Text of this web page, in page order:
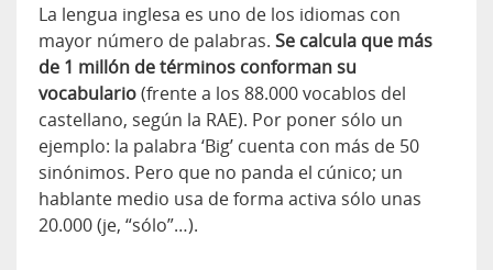
La lengua inglesa es uno de los idiomas con
mayor número de palabras. Se calcula que más
de 1 millón de términos conforman su
vocabulario(frente a los 88.000 vocablos del
castellano, según la RAE). Por poner sólo un
ejemplo: la palabra ‘Big’ cuenta con más de 50
sinónimos. Pero que no panda el cúnico; un
hablante medio usa de forma activa sólo unas
20.000 (je, “sólo”…).